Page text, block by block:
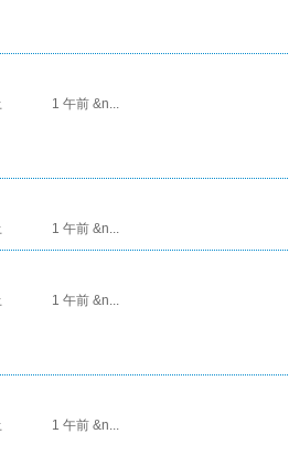
土 1 午前 &n...
土 1 午前 &n...
土 1 午前 &n...
土 1 午前 &n...